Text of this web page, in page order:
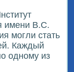
имени В.С.
могли стать
Каждый
одному из